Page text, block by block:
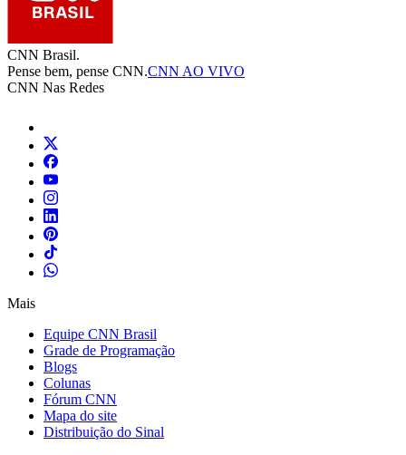
CNN Brasil.
Pense bem, pense CNN.CNN AO VIVO
CNN Nas Redes
Mais
Equipe CNN Brasil
Grade de Programação
Blogs
Colunas
Fórum CNN
Mapa do site
Distribuição do Sinal